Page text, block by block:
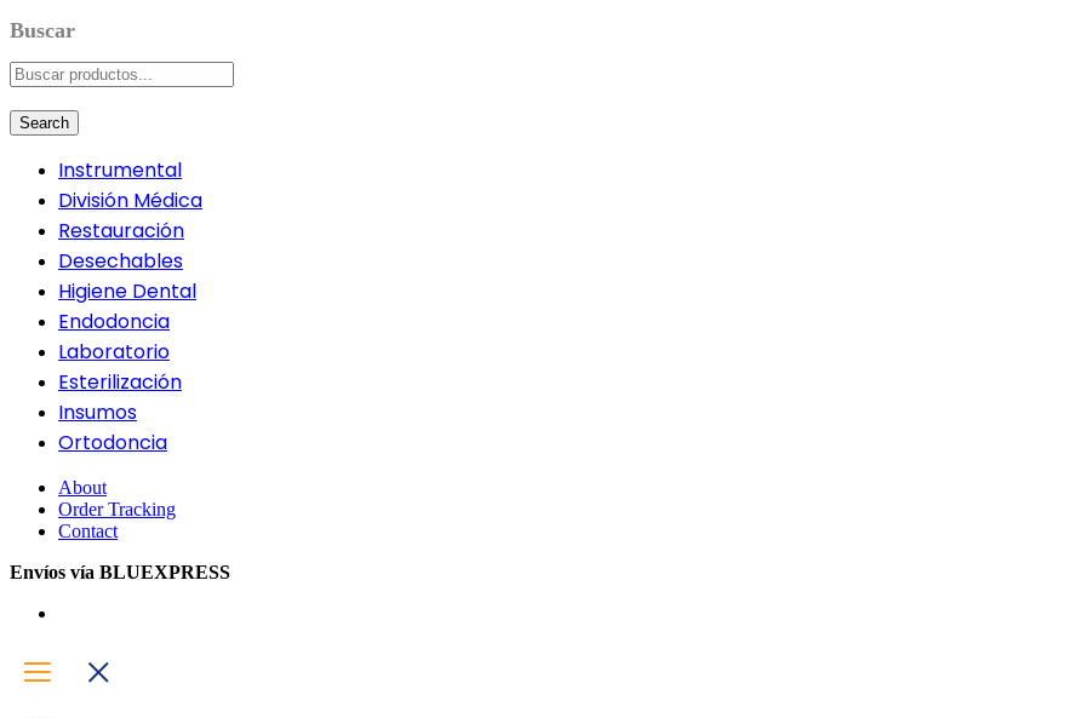
Search
Instrumental
División Médica
Restauración
Desechables
Higiene Dental
Endodoncia
Laboratorio
Esterilización
Insumos
Ortodoncia
About
Order Tracking
Contact
Envíos vía BLUEXPRESS